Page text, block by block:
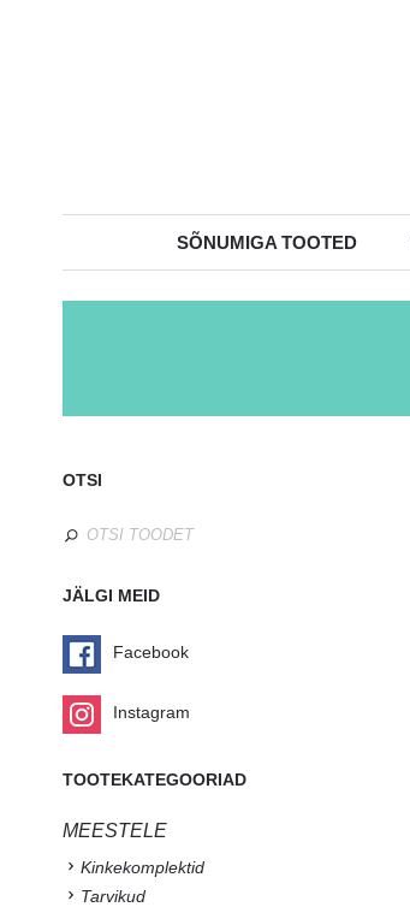
SÕNUMIGA TOOTED
OTSI
JÄLGI MEID
Facebook
Instagram
TOOTEKATEGOORIAD
MEESTELE
Kinkekomplektid
Tarvikud